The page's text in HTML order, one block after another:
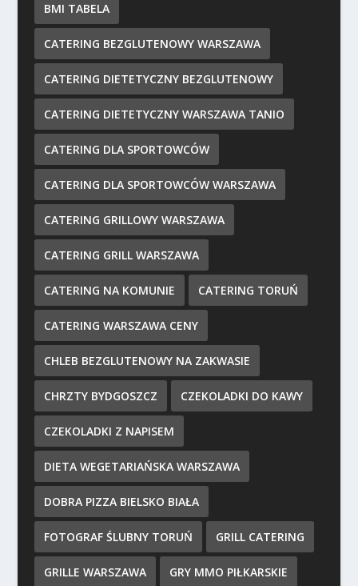
BMI TABELA
CATERING BEZGLUTENOWY WARSZAWA
CATERING DIETETYCZNY BEZGLUTENOWY
CATERING DIETETYCZNY WARSZAWA TANIO
CATERING DLA SPORTOWCÓW
CATERING DLA SPORTOWCÓW WARSZAWA
CATERING GRILLOWY WARSZAWA
CATERING GRILL WARSZAWA
CATERING NA KOMUNIE CATERING TORUŃ
CATERING WARSZAWA CENY
CHLEB BEZGLUTENOWY NA ZAKWASIE
CHRZTY BYDGOSZCZ CZEKOLADKI DO KAWY
CZEKOLADKI Z NAPISEM
DIETA WEGETARIAŃSKA WARSZAWA
DOBRA PIZZA BIELSKO BIAŁA
FOTOGRAF ŚLUBNY TORUŃ GRILL CATERING
GRILLE WARSZAWA GRY MMO PIŁKARSKIE